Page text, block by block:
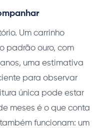
Um carrinho
padrão ouro, com
uma estimativa
para observar
única pode estar
meses é o que conta
funcionam: um